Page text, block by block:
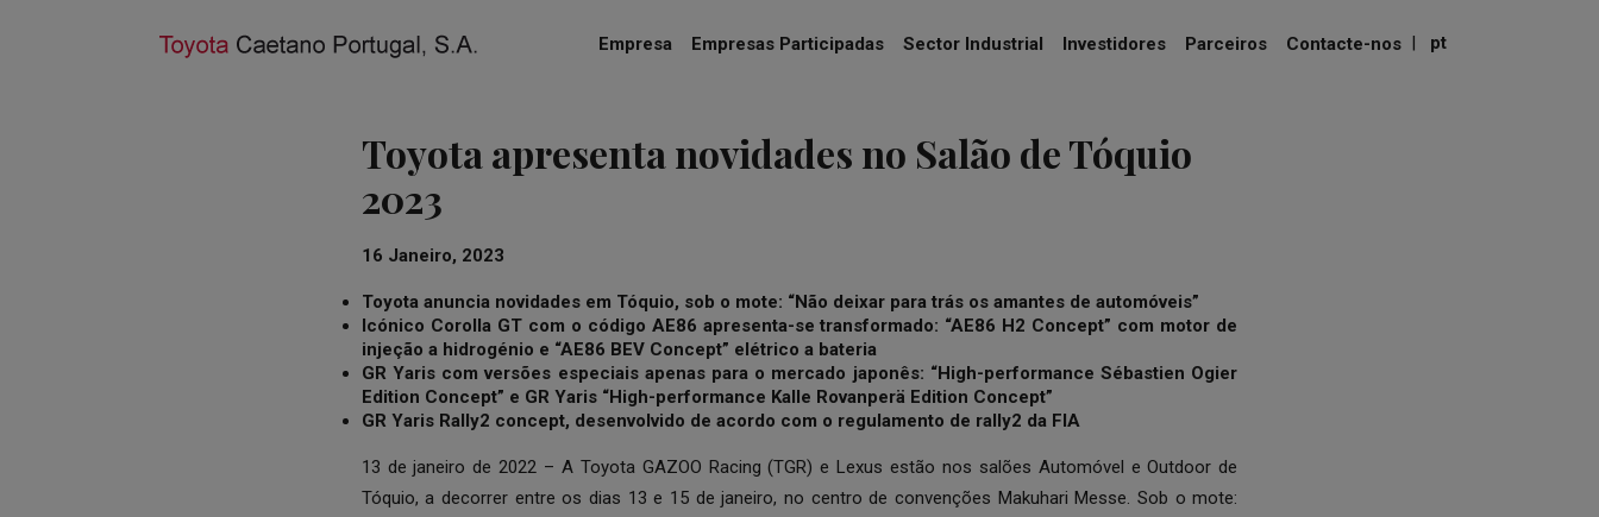
Empresa Empresas Participadas Sector Industrial Investidores Parceiros Contacte-nos | pt
Toyota apresenta novidades no Salão de Tóquio
2023
16 Janeiro, 2023
Toyota anuncia novidades em Tóquio, sob o mote: “Não deixar para trás os amantes de automóveis”
Icónico Corolla GT com o código AE86 apresenta-se transformado: “AE86 H2 Concept” com motor de
injeção a hidrogénio e “AE86 BEV Concept” elétrico a bateria
GR Yaris com versões especiais apenas para o mercado japonês: “High-performance Sébastien Ogier
Edition Concept” e GR Yaris “High-performance Kalle Rovanperä Edition Concept”
GR Yaris Rally2 concept, desenvolvido de acordo com o regulamento de rally2 da FIA
13 de janeiro de 2022 – A Toyota GAZOO Racing (TGR) e Lexus estão nos salões Automóvel e Outdoor de
Tóquio, a decorrer entre os dias 13 e 15 de janeiro, no centro de convenções Makuhari Messe. Sob o mote: